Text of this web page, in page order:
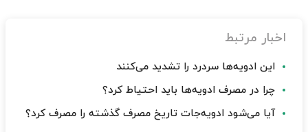
اخبار مرتبط
این ادویه‌ها سردرد را تشدید می‌کنند
چرا در مصرف ادویه‌ها باید احتیاط کرد؟
آیا می‌شود ادویه‌جات تاریخ مصرف گذشته را مصرف کرد؟